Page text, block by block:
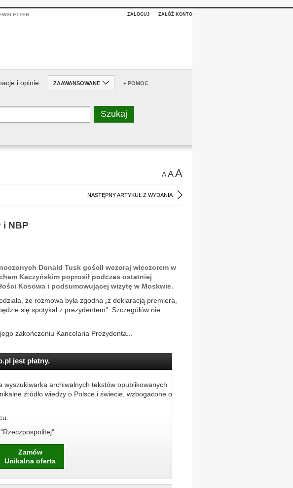
ZALOGUJ ZAŁÓŻ KONTO
i opinie ZAAWANSOWANE + POMOC
AAA
NASTĘPNY ARTYKUŁ Z WYDANIA
i NBP
Donald Tusk gościł wczoraj wieczorem w
Kaczyńskim poprosił podczas ostatniej
Kosowa i podsumowującej wizytę w Moskwie.
że rozmowa była zgodna „z deklaracją premiera,
się spotykał z prezydentem”. Szczegółów nie
zakończeniu Kancelaria Prezydenta...
jest płatny.
wyszukiwarka archiwalnych tekstów opublikowanych
źródło wiedzy o Polsce i świecie, wzbogacone o
Zamów
Unikalna oferta